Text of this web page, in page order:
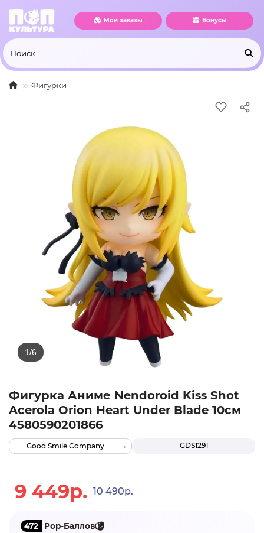
Мои заказы Бонусы
Фигурки
Фигурка Аниме Nendoroid Kiss Shot
Acerola Orion Heart Under Blade 10см
4580590201866
GDS1291
Good Smile Company
9 449р. 10 490р.
472 Pop-Баллов